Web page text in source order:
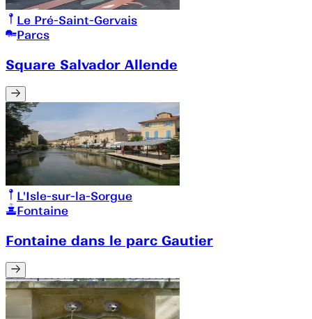
Le Pré-Saint-Gervais
Parcs
Square Salvador Allende
L'Isle-sur-la-Sorgue
Fontaine
Fontaine dans le parc Gautier